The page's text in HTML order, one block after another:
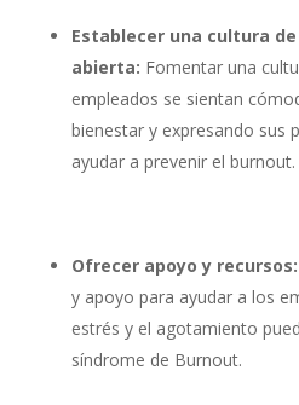
Establecer una cultura
abierta: Fomentar una
empleados se sientan
bienestar y expresando sus
ayudar a prevenir el burnout.
Ofrecer apoyo y recursos:
y apoyo para ayudar a los
estrés y el agotamiento
síndrome de Burnout.